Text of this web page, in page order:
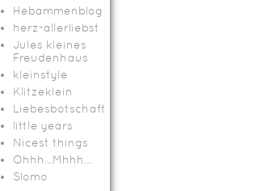
Hebammenblog
herz-allerliebst
Jules kleines
Freudenhaus
kleinstyle
Klitzeklein
Liebesbotschaft
little years
Nicest things
Ohhh…Mhhh…
Slomo